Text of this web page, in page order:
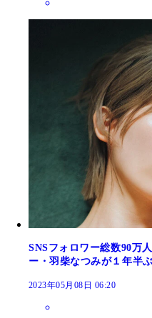
SNSフォロワー総数90万
ー・羽柴なつみが１年半
2023年05月08日 06:20